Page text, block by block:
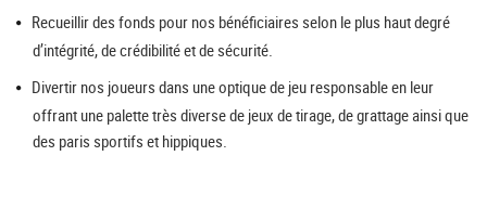
Recueillir des fonds pour nos bénéficiaires selon le plus haut degré
d’intégrité, de crédibilité et de sécurité.
Divertir nos joueurs dans une optique de jeu responsable en leur
offrant une palette très diverse de jeux de tirage, de grattage ainsi que
des paris sportifs et hippiques.